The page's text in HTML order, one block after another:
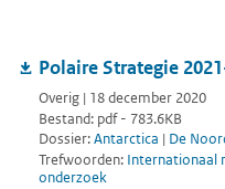
Polaire Strategie
Overig | 18 december 2020
Bestand: pdf - 783.6KB
Dossier:Antarctica | De
Trefwoorden: Internationaal
onderzoek